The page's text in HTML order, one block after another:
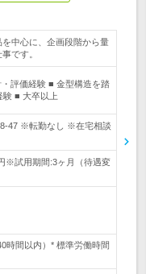
中心に、企画段階から量
です。
評価経験 ■ 金型構造を踏
験 ■ 大卒以上
47 ※転勤なし ※在宅相談
※試用期間:3ヶ月（待遇変
時間以内）* 標準労働時間